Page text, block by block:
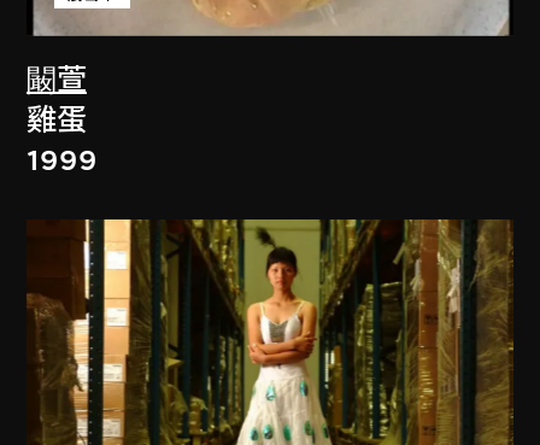
闞萱
雞蛋
1999